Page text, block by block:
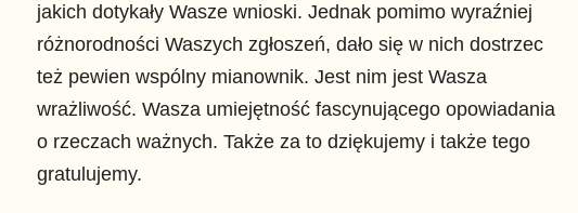
jakich dotykały Wasze wnioski. Jednak pomimo wyraźniej
różnorodności Waszych zgłoszeń, dało się w nich dostrzec
też pewien wspólny mianownik. Jest nim jest Wasza
wrażliwość. Wasza umiejętność fascynującego opowiadania
o rzeczach ważnych. Także za to dziękujemy i także tego
gratulujemy.